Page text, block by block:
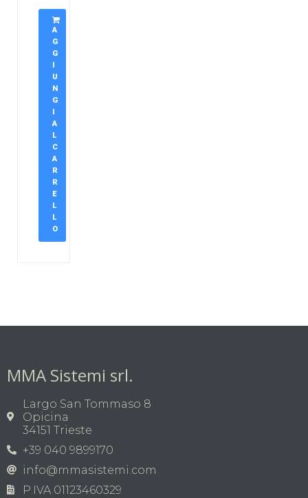
A
G
G
I
U
N
G
I
A
L
C
A
R
R
E
L
L
O
MMA Sistemi srl.
Largo San Tommaso 8
Opicina
34151 Trieste
+39 040 9899170
info@mmasistemi.com
P.IVA 01123460329